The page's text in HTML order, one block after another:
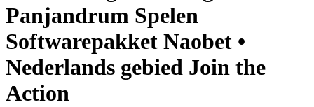
Panjandrum Spelen
Softwarepakket Naobet •
Nederlands gebied Join the
Action